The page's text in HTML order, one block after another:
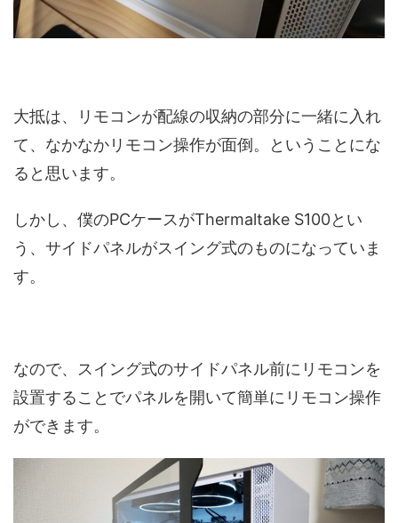
大抵は、リモコンが配線の収納の部分に一緒に入れ
て、なかなかリモコン操作が面倒。ということにな
ると思います。
しかし、僕のPCケースがThermaltake S100とい
う、サイドパネルがスイング式のものになっていま
す。
なので、スイング式のサイドパネル前にリモコンを
設置することでパネルを開いて簡単にリモコン操作
ができます。